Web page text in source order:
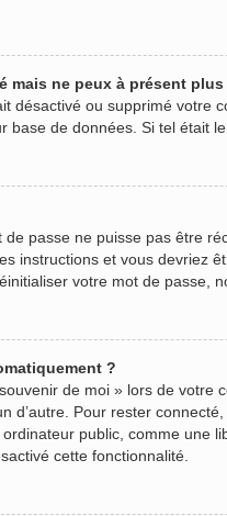
mais ne peux à présent
désactivé ou supprimé
base de données. Si tel était
passe ne puisse pas être
instructions et vous devriez
votre mot de passe,
?
de moi » lors de
d’autre. Pour rester
public, comme une
cette fonctionnalité.